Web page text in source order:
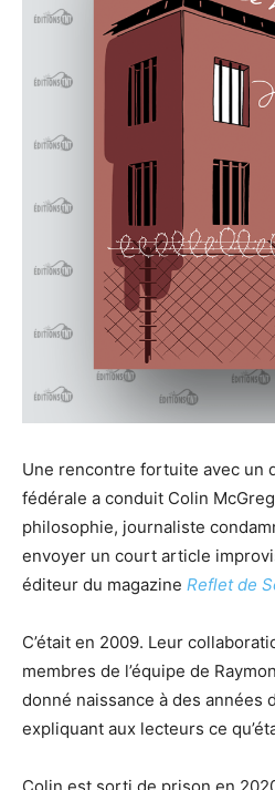
Une rencontre fortuite avec un
fédérale a conduit Colin
philosophie, journaliste
envoyer un court article
éditeur du magazine Reflet de
C’était en 2009. Leur
membres de l’équipe de
donné naissance à des années
expliquant aux lecteurs ce